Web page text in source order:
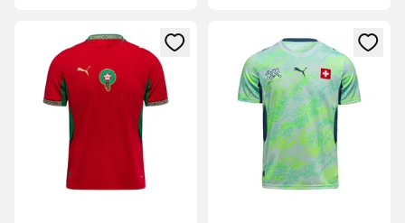
Öffnet ein Fenster zum Anmelden oder Registrieren als
Öffnet ein Fenster zum